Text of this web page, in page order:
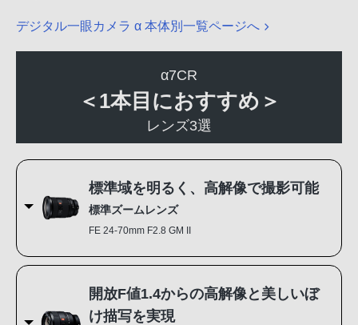
デジタル一眼カメラ α 本体別一覧ページへ
α7CR
＜1本目におすすめ＞
レンズ3選
標準域を明るく、高解像で撮影可能
標準ズームレンズ
FE 24-70mm F2.8 GM II
開放F値1.4からの高解像と美しいぼ
け描写を実現